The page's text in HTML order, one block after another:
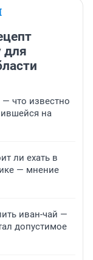
для
— что известно
на
ли ехать в
— мнение
иван-чай —
допустимое